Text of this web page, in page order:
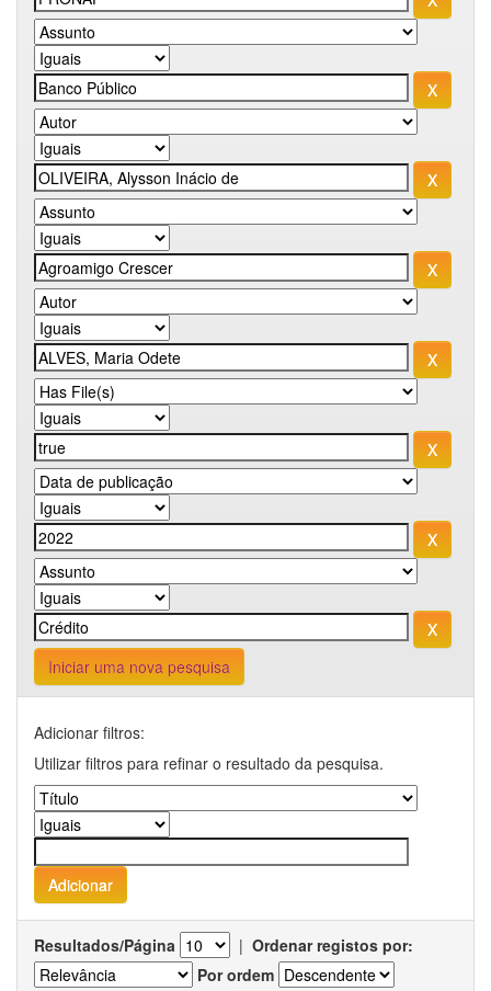
Iniciar uma nova pesquisa
Adicionar filtros:
Utilizar filtros para refinar o resultado da pesquisa.
Resultados/Página | Ordenar registos por:
Por ordem